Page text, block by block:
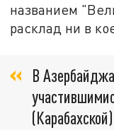
названием
расклад ни в
В